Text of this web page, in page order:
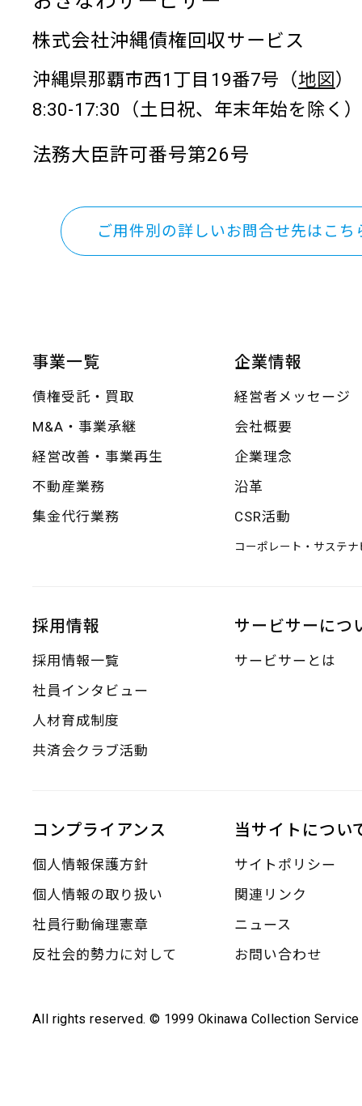
株式会社沖縄債権回収サービス
沖縄県那覇市西1丁目19番7号（地図）
8:30-17:30（土日祝、年末年始を除く
法務大臣許可番号第26号
ご用件別の詳しいお問合せ先はこち
事業一覧
債権受託・買取
M&A・事業承継
経営改善・事業再生
不動産業務
集金代行業務
企業情報
経営者メッセージ
会社概要
企業理念
沿革
CSR活動
コーポレート・サステナ
採用情報
採用情報一覧
社員インタビュー
人材育成制度
共済会クラブ活動
サービサーにつ
サービサーとは
コンプライアンス
個人情報保護方針
個人情報の取り扱い
社員行動倫理憲章
反社会的勢力に対して
当サイトについ
サイトポリシー
関連リンク
ニュース
お問い合わせ
All rights reserved. © 1999 Okinawa Collection Service